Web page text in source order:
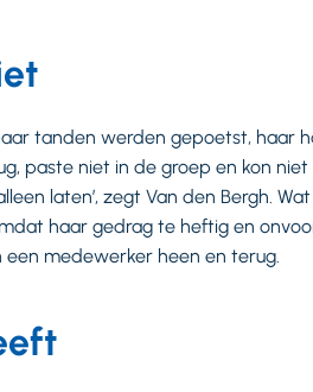
tanden werden gepoetst, haar
paste niet in de groep en kon
laten’, zegt Van den Bergh.
haar gedrag te heftig en
medewerker heen en terug.